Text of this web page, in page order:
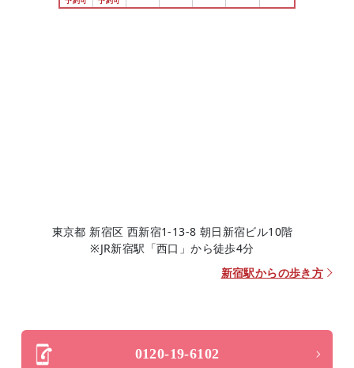
東京都 新宿区 西新宿1-13-8 朝日新宿ビル10階
※JR新宿駅「西口」から徒歩4分
新宿駅からの歩き方
0120-19-6102